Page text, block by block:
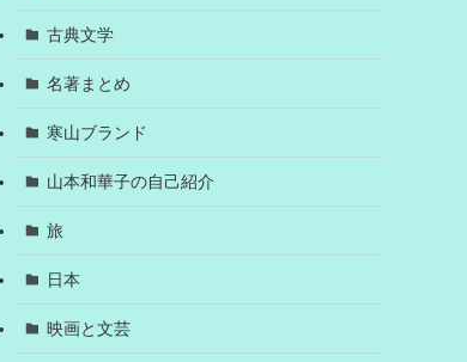
古典文学
名著まとめ
寒山ブランド
山本和華子の自己紹介
旅
日本
映画と文芸